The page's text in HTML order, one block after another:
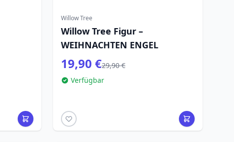
Willow Tree
Willow Tree Figur –
WEIHNACHTEN ENGEL
19,90 €29,90 €
Verfügbar